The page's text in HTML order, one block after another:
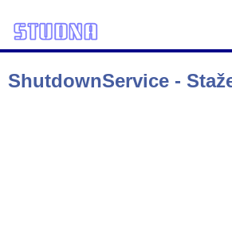
ShutdownService -